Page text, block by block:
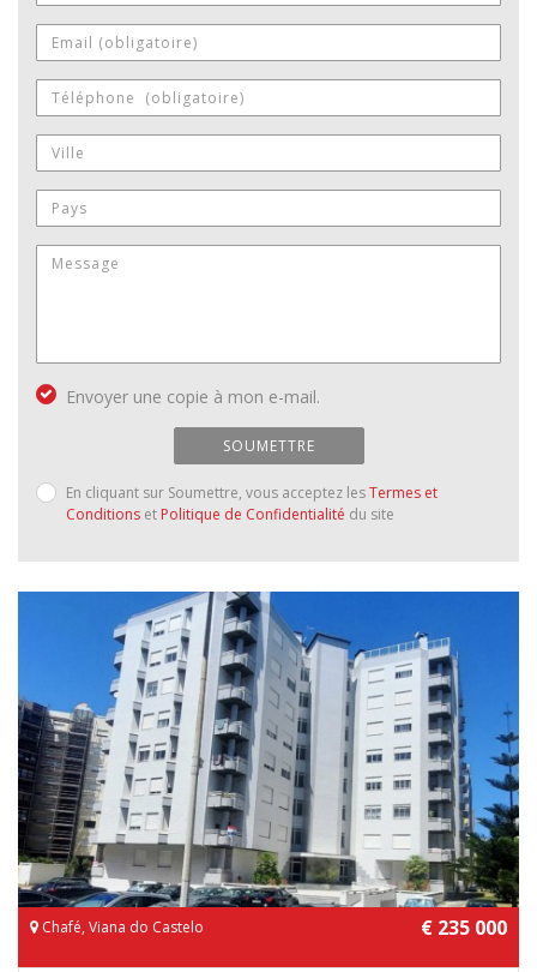
Envoyer une copie à mon e-mail.
SOUMETTRE
En cliquant sur Soumettre, vous acceptez lesTermes et
Conditions et Politique de Confidentialité du site
Chafé, Viana do Castelo € 235 000